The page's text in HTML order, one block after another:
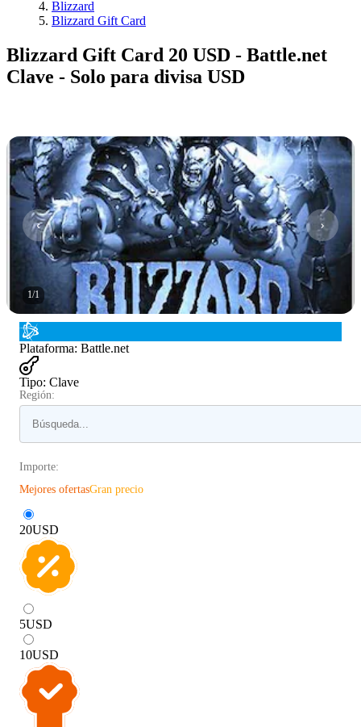
Blizzard
Blizzard Gift Card
Blizzard Gift Card 20 USD - Battle.net
Clave - Solo para divisa USD
1/1
Plataforma: Battle.net
Tipo: Clave
Región:
Importe:
Mejores ofertasGran precio
20USD
5USD
10USD